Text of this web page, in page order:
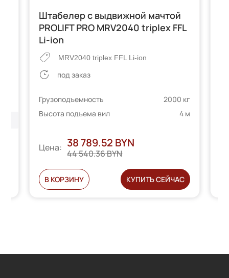
Штабелер с выдвижной мачтой
PROLIFT PRO MRV2040 triplex FFL
Li-ion
MRV2040 triplex FFL Li-ion
под заказ
Грузоподъемность
2000 кг
Высота подъема вил
4 м
Цена: 38 789.52 BYN
44 540.36 BYN
В КОРЗИНУ КУПИТЬ СЕЙЧАС